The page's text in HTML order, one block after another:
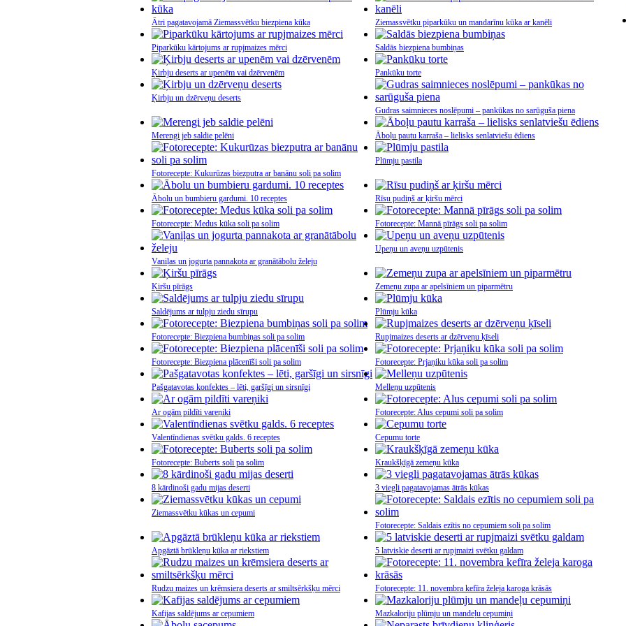
Ātri pagatavojamā Ziemassvētku biezpiena kūka Ziemassvētku piparkūku un mandarīnu kūka ar kanēli
Piparkūku kārtojums ar rupjmaizes mērci Saldās biezpiena bumbiņas
Ķirbju deserts ar upenēm vai dzērvenēm Pankūku torte
Ķirbju un dzērveņu deserts
Gudras saimnieces noslēpumi – pankūkas no sarūguša piena
Merengi jeb saldie pelēni Āboļu pautu karraša – lielisks senlatviešu ēdiens
Fotorecepte: Kukurūzas biezputra ar banānu soli pa solim
Plūmju pastila
Ābolu un bumbieru gardumi. 10 receptes Rīsu pudiņš ar ķiršu mērci
Fotorecepte: Medus kūka soli pa solim Fotorecepte: Mannā pīrāgs soli pa solim
Vaniļas un jogurta pannakota ar granātābolu želeju
Upeņu un aveņu uzpūtenis
Ķiršu pīrāgs Zemeņu zupa ar apelsīniem un piparmētru
Saldējums ar tulpju ziedu sīrupu Plūmju kūka
Fotorecepte: Biezpiena bumbiņas soli pa solim Rupjmaizes deserts ar dzērveņu ķīseli
Fotorecepte: Biezpiena plācenīši soli pa solim Fotorecepte: Prjaņiku kūka soli pa solim
Pašgatavotas konfektes – lēti, garšīgi un sirsnīgi Melleņu uzpūtenis
Ar ogām pildīti vareņiki Fotorecepte: Alus cepumi soli pa solim
Valentīndienas svētku galds. 6 receptes Cepumu torte
Fotorecepte: Buberts soli pa solim Kraukšķīgā zemeņu kūka
8 kārdinoši gadu mijas deserti 3 viegli pagatavojamas ātrās kūkas
Ziemassvētku kūkas un cepumi
Fotorecepte: Saldais ezītis no cepumiem soli pa solim
Apgāztā brūkleņu kūka ar riekstiem 5 latviskie deserti ar rupjmaizi svētku galdam
Rudzu maizes un krēmsiera deserts ar smiltsērkšķu mērci Fotorecepte: 11. novembra kefīra želeja karoga krāsās
Kafijas saldējums ar cepumiem Mazkaloriju plūmju un mandeļu cepumiņi